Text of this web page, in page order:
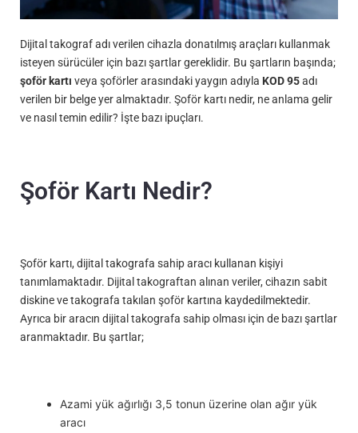
Dijital takograf adı verilen cihazla donatılmış araçları kullanmak
isteyen sürücüler için bazı şartlar gereklidir. Bu şartların başında;
şoför kartı veya şoförler arasındaki yaygın adıyla KOD 95adı
verilen bir belge yer almaktadır. Şoför kartı nedir, ne anlama gelir
ve nasıl temin edilir? İşte bazı ipuçları.
Şoför Kartı Nedir?
Şoför kartı, dijital takografa sahip aracı kullanan kişiyi
tanımlamaktadır. Dijital takograftan alınan veriler, cihazın sabit
diskine ve takografa takılan şoför kartına kaydedilmektedir.
Ayrıca bir aracın dijital takografa sahip olması için de bazı şartlar
aranmaktadır. Bu şartlar;
Azami yük ağırlığı 3,5 tonun üzerine olan ağır yük
aracı